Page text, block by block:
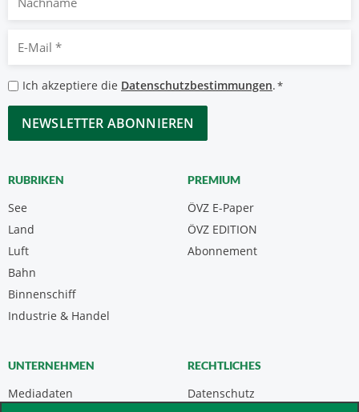
Mail
Datenschutzbestimmungen
*
Ich akzeptiere die Datenschutzbestimmungen.*
CAPTCHA
RUBRIKEN
See
Land
Luft
Bahn
Binnenschiff
Industrie & Handel
PREMIUM
ÖVZ E-Paper
Abonnement
ÖVZ EDITION
UNTERNEHMEN
Mediadaten
RECHTLICHES
Datenschutz